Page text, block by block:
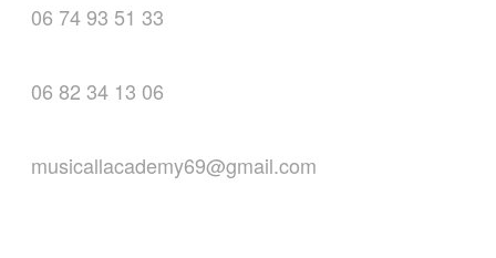
06 74 93 51 33
06 82 34 13 06
musicallacademy69@gmail.com